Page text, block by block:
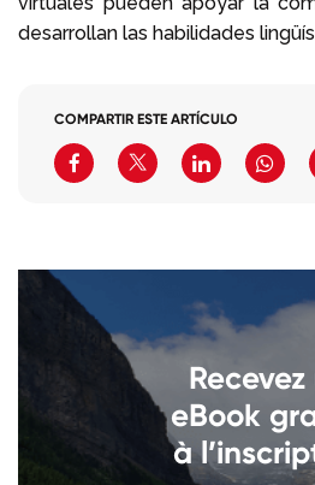
desarrollan las habilidades
COMPARTIR ESTE ARTÍCULO
Recevez
eBook
à